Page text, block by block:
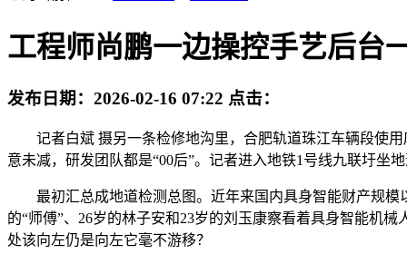
工程师尚鹏一边操控手艺后台
发布日期： 2026-02-16 07:22 点击：
记者白斌 摄另一条检修地沟里，合肥轨道珠江车辆段使用
意未减，研发团队都是“00后”。记者进入地铁1号线九联圩坐
最初汇总成地道检测总图。近年来国内具身智能财产规模
的“师傅”、26岁的林子安和23岁的刘玉康察看着具身智能机
处该向左仍是向左它毫不游移？